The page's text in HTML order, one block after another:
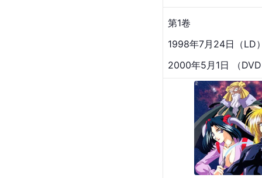
第1卷
1998年7月24日（LD
2000年5月1日 （